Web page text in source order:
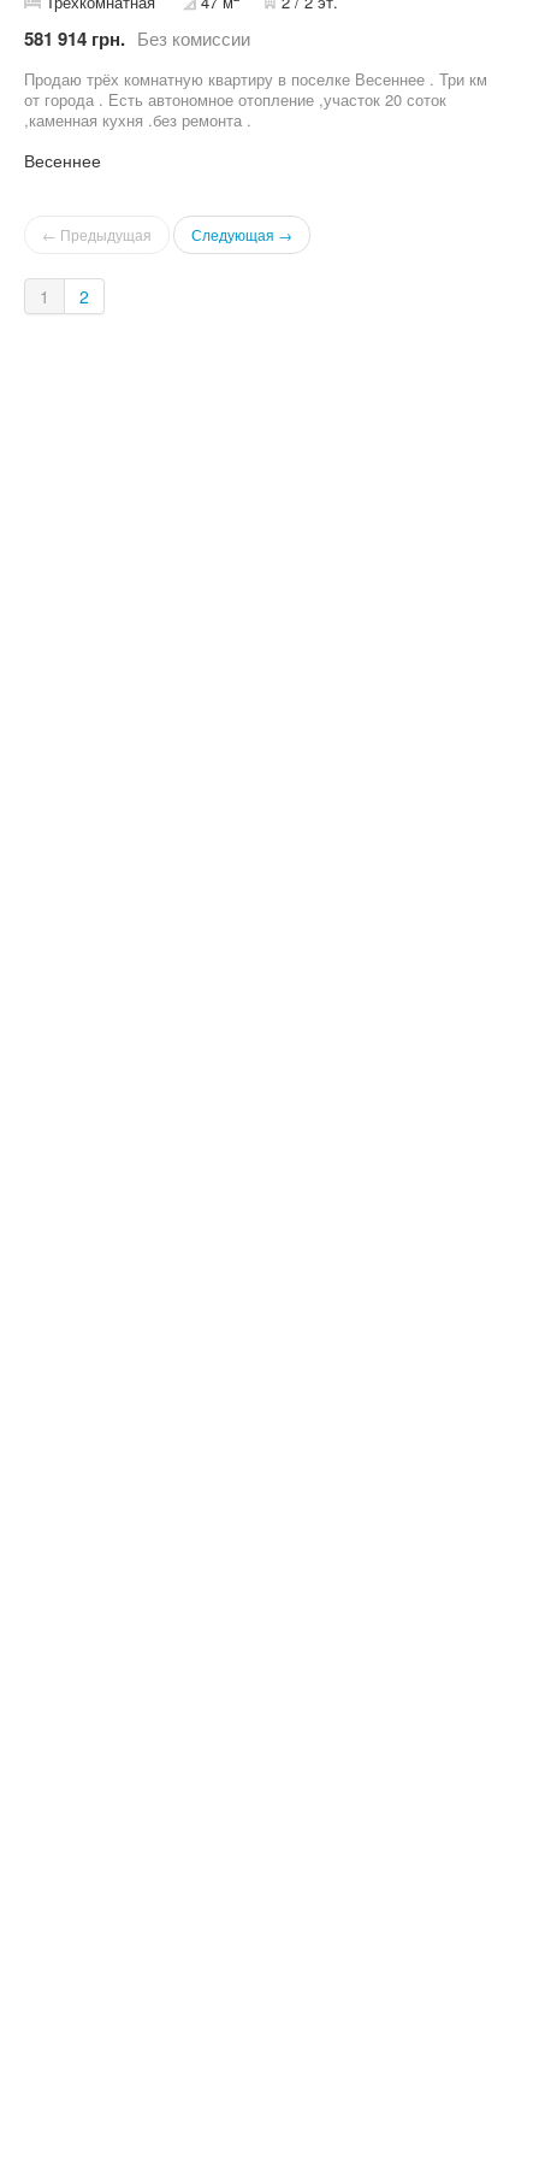
581 914 грн. Без комиссии
Продаю трёх комнатную квартиру в поселке Весеннее . Три км
от города . Есть автономное отопление ,участок 20 соток
,каменная кухня .без ремонта .
Весеннее
← Предыдущая Следующая →
1 2